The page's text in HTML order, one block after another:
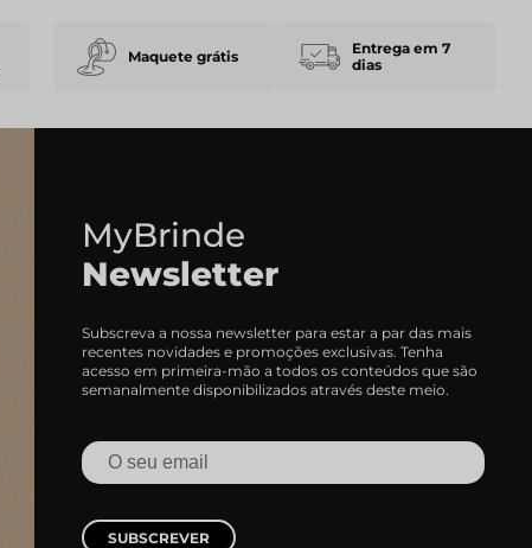
Maquete grátis
Entrega em 7
dias
MyBrinde
Newsletter
Subscreva a nossa newsletter para estar a par das mais
recentes novidades e promoções exclusivas. Tenha
acesso em primeira-mão a todos os conteúdos que são
semanalmente disponibilizados através deste meio.
SUBSCREVER